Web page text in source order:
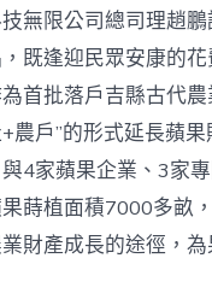
無限公司總司理趙
既逢迎民眾安康的
批落戶吉縣古代農
農戶”的形式延長蘋
4家蘋果企業、3家
蒔植面積7000多畝
財產成長的途徑，